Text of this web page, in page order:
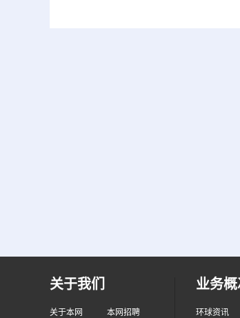
关于我们
关于本网 本网招聘
业务
环球资讯